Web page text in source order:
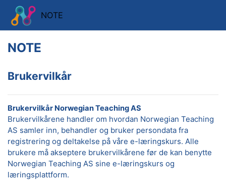
Gå til hovedinnhold
NOTE
NOTE
Brukervilkår
Brukervilkår Norwegian Teaching AS
Brukervilkårene handler om hvordan Norwegian Teaching
AS samler inn, behandler og bruker persondata fra
registrering og deltakelse på våre e-læringskurs. Alle
brukere må akseptere brukervilkårene før de kan benytte
Norwegian Teaching AS sine e-læringskurs og
læringsplattform.